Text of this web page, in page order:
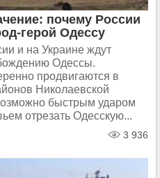
почему России
герой Одессу
и на Украине ждут
Одессы.
продвигаются в
Николаевской
быстрым ударом
отрезать Одесскую...
3 936